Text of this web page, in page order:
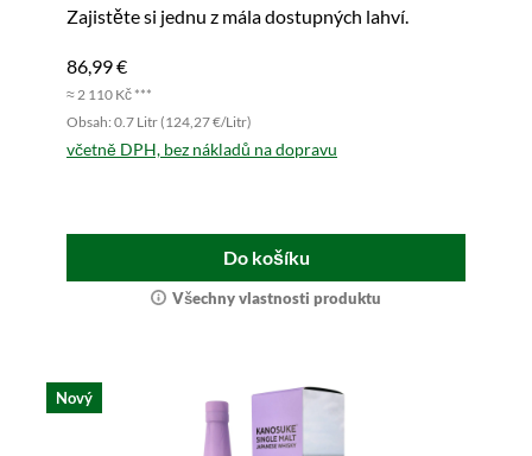
Zajistěte si jednu z mála dostupných lahví.
86,99 €
≈ 2 110 Kč ***
Obsah: 0.7 Litr (124,27 €/Litr)
včetně DPH, bez nákladů na dopravu
Do košíku
Všechny vlastnosti produktu
Nový